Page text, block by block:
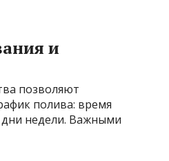
и
позволяют
полива: время
дни недели. Важными